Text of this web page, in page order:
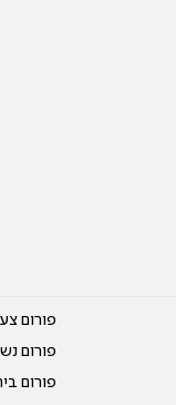
פורום
פורום
פורום